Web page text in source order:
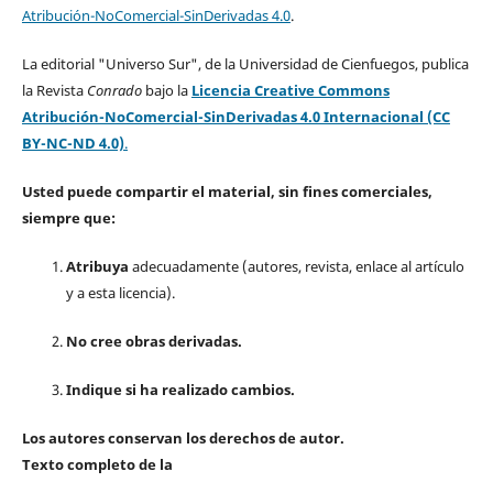
Atribución-NoComercial-SinDerivadas 4.0.
La editorial "Universo Sur", de la Universidad de Cienfuegos, publica
la Revista Conradobajo la Licencia Creative Commons
Atribución-NoComercial-SinDerivadas 4.0 Internacional (CC
BY-NC-ND 4.0).
Usted puede compartir el material, sin fines comerciales,
siempre que:
Atribuya adecuadamente (autores, revista, enlace al artículo
y a esta licencia).
No cree obras derivadas.
Indique si ha realizado cambios.
Los autores conservan los derechos de autor.
Texto completo de la